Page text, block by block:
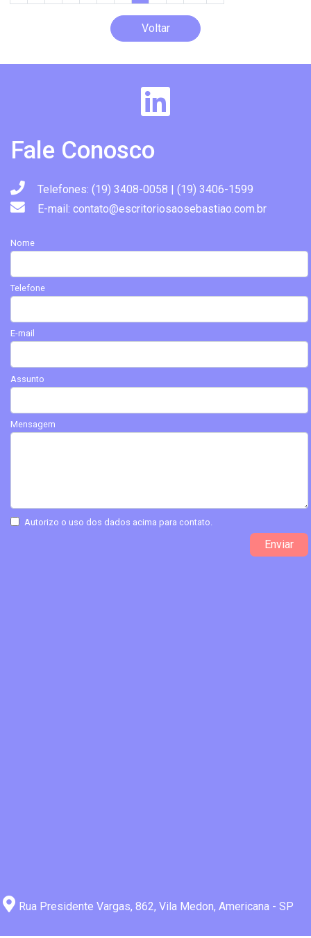
Voltar
Fale Conosco
Telefones: (19) 3408-0058 | (19) 3406-1599
E-mail: contato@escritoriosaosebastiao.com.br
Nome
Telefone
E-mail
Assunto
Mensagem
Autorizo o uso dos dados acima para contato.
Enviar
Rua Presidente Vargas, 862, Vila Medon, Americana - SP